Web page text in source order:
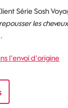
Série Sosh
les
l'envoi d'origine